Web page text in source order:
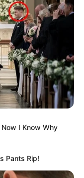
I Know Why
Pants Rip!